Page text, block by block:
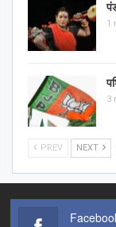
1
3
PREV NEXT